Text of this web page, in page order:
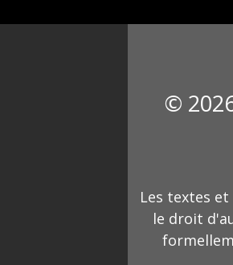
©
Les textes
le droit